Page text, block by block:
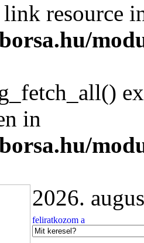
resource
in
2026.